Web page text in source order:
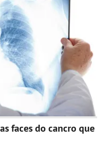
faces do cancro que